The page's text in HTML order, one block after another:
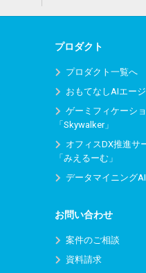
プロダクト
プロダクト一覧へ
おもてなしAIエー
ゲーミフィケーシ
「Skywalker」
オフィスDX推進サ
「みえるーむ」
データマイニングAI
お問い合わせ
案件のご相談
資料請求